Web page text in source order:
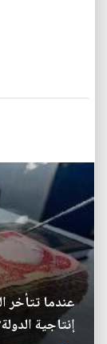
عندما تتأخر
إنتاجية